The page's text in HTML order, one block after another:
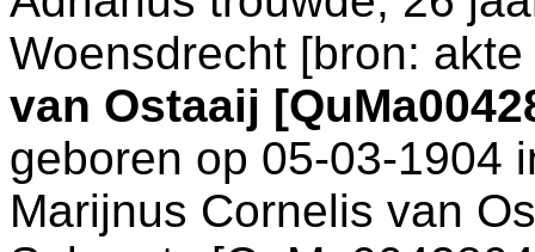
Woensdrecht [bron: akte
van Ostaaij
geboren op 05-03-1904
Marijnus Cornelis van